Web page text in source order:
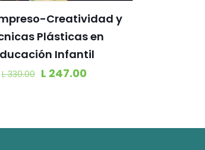
Creatividad y
Plásticas en
Infantil
L330.00 L 247.00